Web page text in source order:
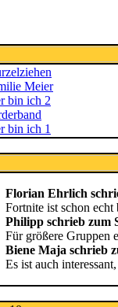
Meier
bin ich 2
bin ich 1
Florian Ehrlich
Fortnite ist schon
Philipp schrieb zum
Für größere Gruppen
Biene Maja schrieb
Es ist auch